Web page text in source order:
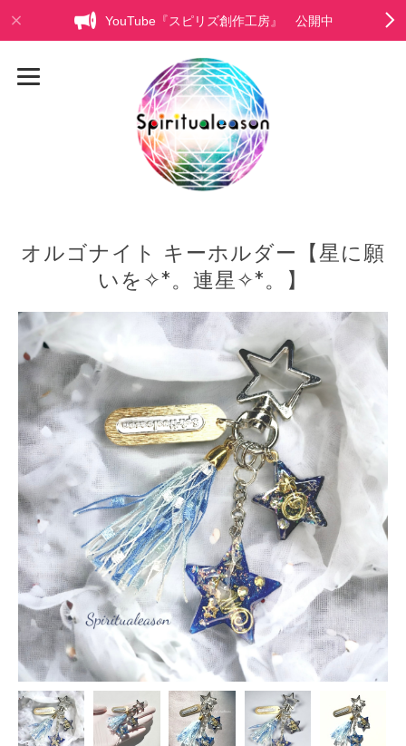
YouTube『スピリズ創作工房』 公開中
オルゴナイト キーホルダー【星に願
いを✧︎*。連星✧︎*。】